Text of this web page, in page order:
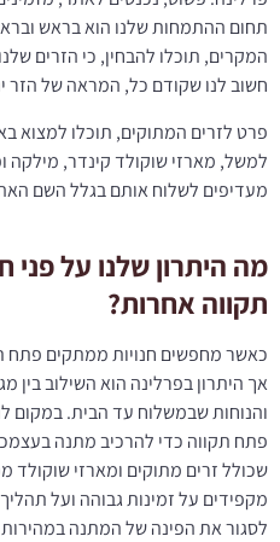
תחום ההתמחות שלנו הוא בראש
המקרים, תוכלו להבחין, כי הזרים
חשוב לנו שקודם כל, המראה של הזר
פרט לזרים המתוקים, תוכלו למצוא
למשל, מארזי שוקולד קינדר, מילקה
מעדיפים לשלוח אותם בגלל השם
מה היתרון שלנו על פני
תקווה אחרות?
כאשר מחפשים חנויות ממתקים פתח
אך היתרון בפרלינה הוא השילוב בין
והנוחות שבמשלוח עד הבית. במקום
פתח תקווה כדי להרכיב מתנה
שכולל זרים מתוקים ומארזי שוקולד
מקפידים על זמינות גבוהה ועל
לסגור את הפינה של המתנה במהירות